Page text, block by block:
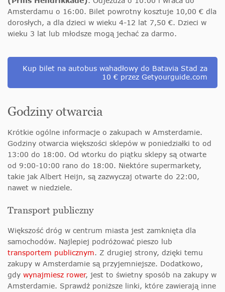
Amsterdamu o 16:00. Bilet powrotny kosztuje 10,00 € dla
dorosłych, a dla dzieci w wieku 4-12 lat 7,50 €. Dzieci w
wieku 3 lat lub młodsze mogą jechać za darmo.
Kup bilet na autobus wahadłowy do Batavia Stad za
10 € przez Getyourguide.com
Godziny otwarcia
Krótkie ogólne informacje o zakupach w Amsterdamie.
Godziny otwarcia większości sklepów w poniedziałki to od
13:00 do 18:00. Od wtorku do piątku sklepy są otwarte
od 9:00-10:00 rano do 18:00. Niektóre supermarkety,
takie jak Albert Heijn, są zazwyczaj otwarte do 22:00,
nawet w niedziele.
Transport publiczny
Większość dróg w centrum miasta jest zamknięta dla
samochodów. Najlepiej podróżować pieszo lub
transportem publicznym. Z drugiej strony, dzięki temu
zakupy w Amsterdamie są przyjemniejsze. Dodatkowo,
gdy wynajmiesz rower, jest to świetny sposób na zakupy w
Amsterdamie. Sprawdź poniższe linki, które zawierają inne